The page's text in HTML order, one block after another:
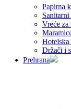
Papirna
Vreće za
Hotelska
Držači i
Prehrana